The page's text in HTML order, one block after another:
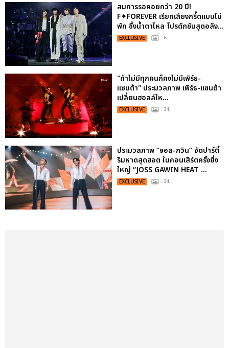
สมการรอคอยกว่า 20 ปี!
F✦FOREVER เรียกเสียงกรี๊ดแบบไม่
พัก ซึ้งน้ำตาไหล โปรดักชันสุดอลัง...
EXCLUSIVE : 6
"ถ้าไม่มีทุกคนก็คงไม่มีเพิร์ธ-
แซนต้า" ประมวลภาพ เพิร์ธ-แซนต้า
เปลี่ยนฮอลล์ให...
EXCLUSIVE : 34
ประมวลภาพ “จอส-กวิน” จัดปาร์ตี้
ริมหาดสุดฮอต ในคอนเสิร์ตครั้งยิ่ง
ใหญ่ “JOSS GAWIN HEAT ...
EXCLUSIVE : 34